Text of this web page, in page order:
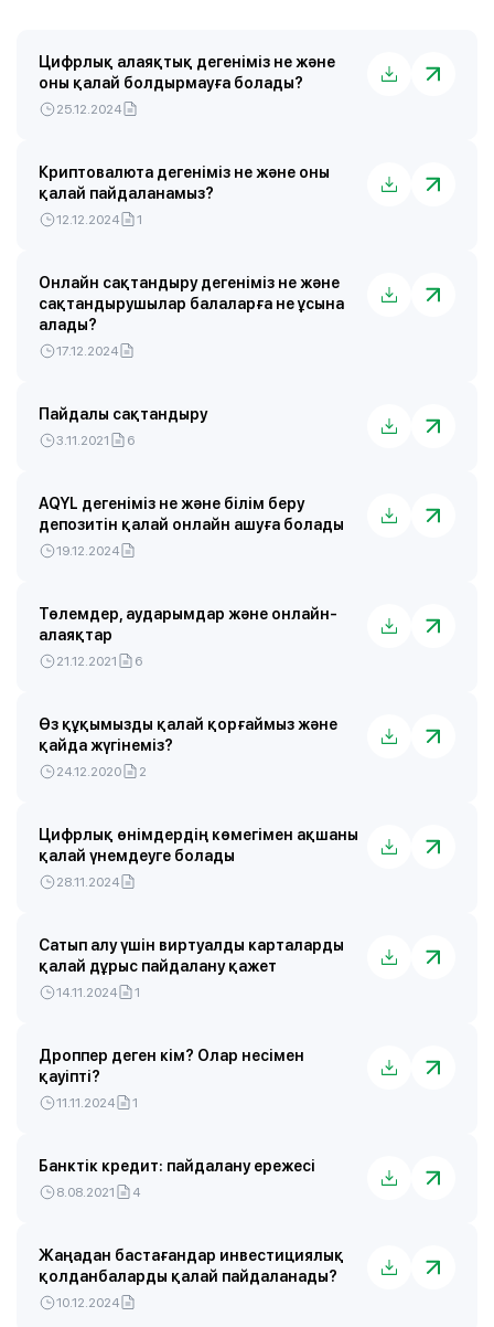
Цифрлық алаяқтық дегеніміз не және
оны қалай болдырмауға болады?
25.12.2024
Криптовалюта дегеніміз не және оны
қалай пайдаланамыз?
12.12.2024 1
Онлайн сақтандыру дегеніміз не және
сақтандырушылар балаларға не ұсына
алады?
17.12.2024
Пайдалы сақтандыру
3.11.2021 6
AQYL дегеніміз не және білім беру
депозитін қалай онлайн ашуға болады
19.12.2024
Төлемдер, аударымдар және онлайн-
алаяқтар
21.12.2021 6
Өз құқымызды қалай қорғаймыз және
қайда жүгінеміз?
24.12.2020 2
Цифрлық өнімдердің көмегімен ақшаны
қалай үнемдеуге болады
28.11.2024
Сатып алу үшін виртуалды карталарды
қалай дұрыс пайдалану қажет
14.11.2024 1
Дроппер деген кім? Олар несімен
қауіпті?
11.11.2024 1
Банктік кредит: пайдалану ережесі
8.08.2021 4
Жаңадан бастағандар инвестициялық
қолданбаларды қалай пайдаланады?
10.12.2024